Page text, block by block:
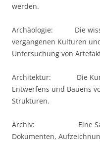
werden.
Archäologie: Die
vergangenen Kulturen
Untersuchung von
Architektur: Die Kunst
Entwerfens und Bauens
Strukturen.
Archiv: Eine
Dokumenten,